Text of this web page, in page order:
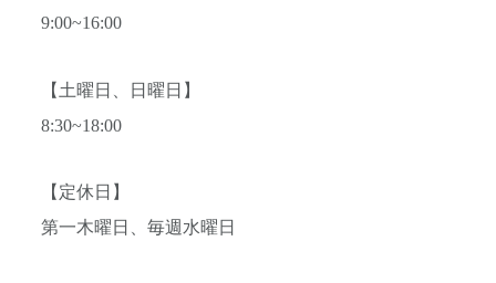
9:00~16:00
【土曜日、日曜日】
8:30~18:00
【定休日】
第一木曜日、毎週水曜日